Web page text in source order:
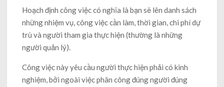
Hoạch định công việc có nghĩa là bạn sẽ lên danh sách
những nhiệm vụ, công việc cần làm, thời gian, chi phí dự
trù và người tham gia thực hiện (thường là những
người quản lý).
Công việc này yêu cầu người thực hiện phải có kinh
nghiệm, bởi ngoài việc phân công đúng người đúng